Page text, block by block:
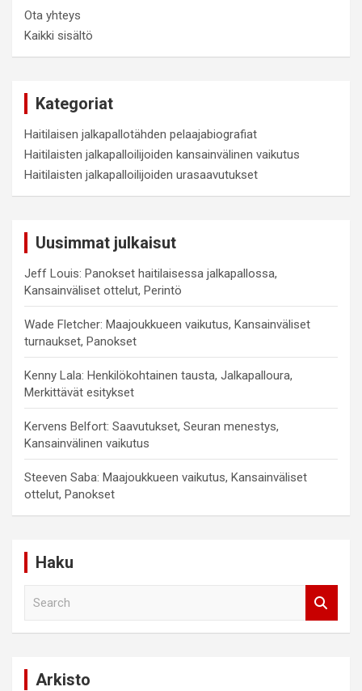
Ota yhteys
Kaikki sisältö
Kategoriat
Haitilaisen jalkapallotähden pelaajabiografiat
Haitilaisten jalkapalloilijoiden kansainvälinen vaikutus
Haitilaisten jalkapalloilijoiden urasaavutukset
Uusimmat julkaisut
Jeff Louis: Panokset haitilaisessa jalkapallossa,
Kansainväliset ottelut, Perintö
Wade Fletcher: Maajoukkueen vaikutus, Kansainväliset
turnaukset, Panokset
Kenny Lala: Henkilökohtainen tausta, Jalkapalloura,
Merkittävät esitykset
Kervens Belfort: Saavutukset, Seuran menestys,
Kansainvälinen vaikutus
Steeven Saba: Maajoukkueen vaikutus, Kansainväliset
ottelut, Panokset
Haku
Arkisto